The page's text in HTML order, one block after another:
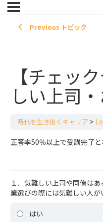
Previous トピック
【チェッ
しい上司
時代を生き抜くキャリア
正答率50％以上で受講完了と
１．気難しい上司や同僚は
業選びの際には気難しい人
はい